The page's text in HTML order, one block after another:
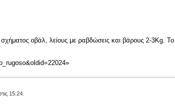
σχήματος οβάλ, λείους με ραβδώσεις και βάρους 2-3Kg. Το
»
15:24.